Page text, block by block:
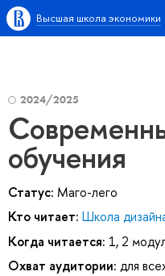
Высшая школа экономики
2024/2025
обучения
Статус: Маго-лего
Кто читает: Школа
Когда читается: 1, 2
Охват аудитории: для